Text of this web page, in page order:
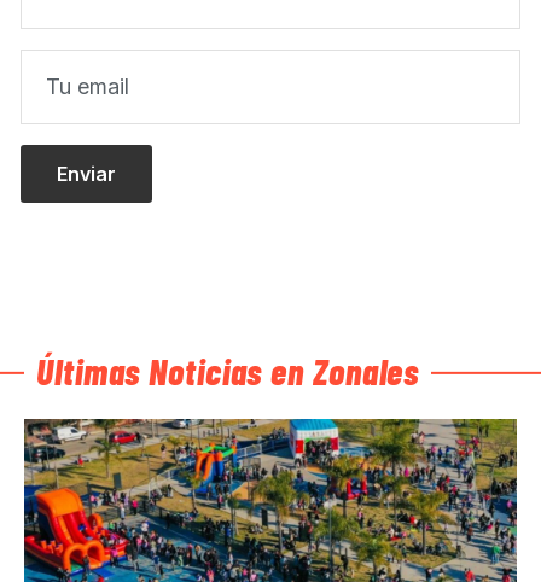
Últimas Noticias en Zonales